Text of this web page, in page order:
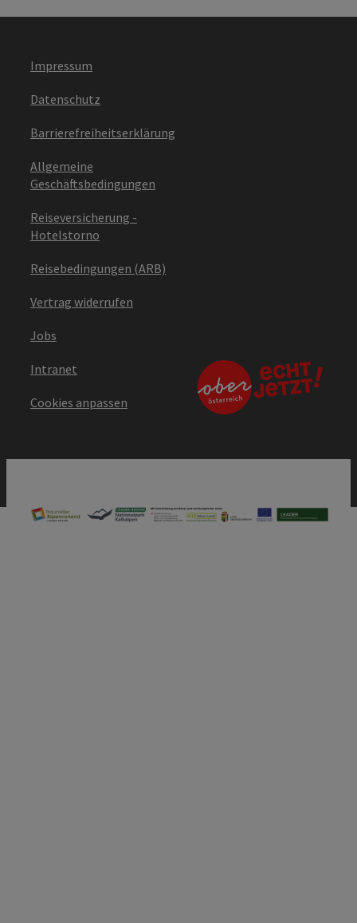
Impressum
Datenschutz
Barrierefreiheitserklärung
Allgemeine
Geschäftsbedingungen
Reiseversicherung -
Hotelstorno
Reisebedingungen (ARB)
Vertrag widerrufen
Jobs
Intranet
Cookies anpassen